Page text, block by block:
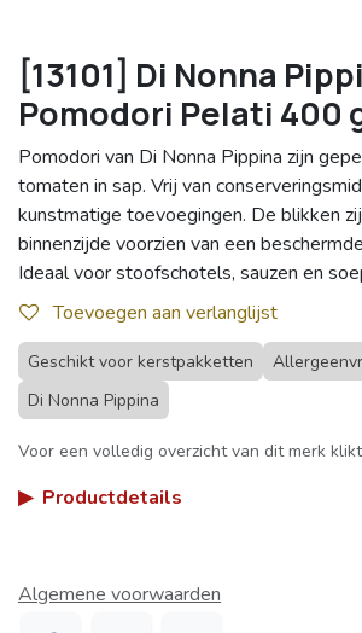
[13101] Di Nonna
Pomodori Pelati 400
Pomodori van Di Nonna Pippina zijn
tomaten in sap. Vrij van
kunstmatige toevoegingen. De blikken
binnenzijde voorzien van een
Ideaal voor stoofschotels, sauzen en
Toevoegen aan verlanglijst
Geschikt voor kerstpakketten
Di Nonna Pippina
Voor een volledig overzicht van dit merk
▶ Productdetails
Algemene voorwaarden